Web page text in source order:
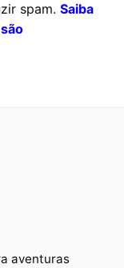
spam. Saiba
aventuras